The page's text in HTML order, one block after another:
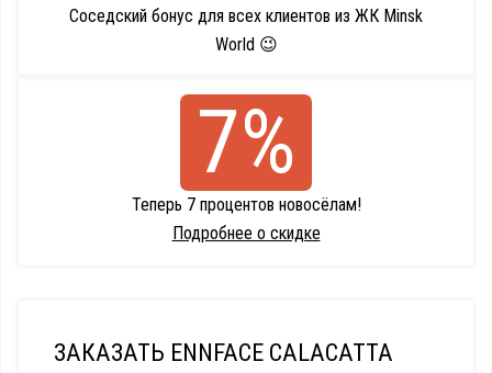
Соседский бонус для всех клиентов из ЖК Minsk
World 😉
7%
Теперь 7 процентов новосёлам!
Подробнее о скидке
ЗАКАЗАТЬ ENNFACE CALACATTA